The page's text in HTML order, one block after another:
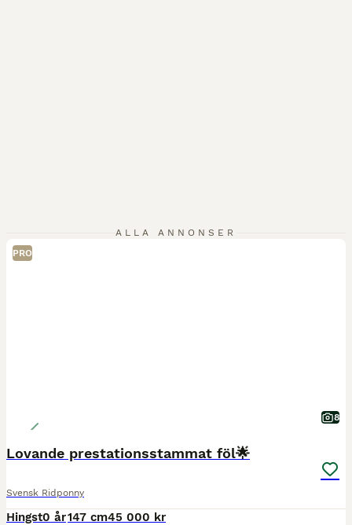
ALLA ANNONSER
PRO
8
Lovande prestationsstammat föl🌟
Svensk Ridponny
Hingst0 år147 cm45 000 kr